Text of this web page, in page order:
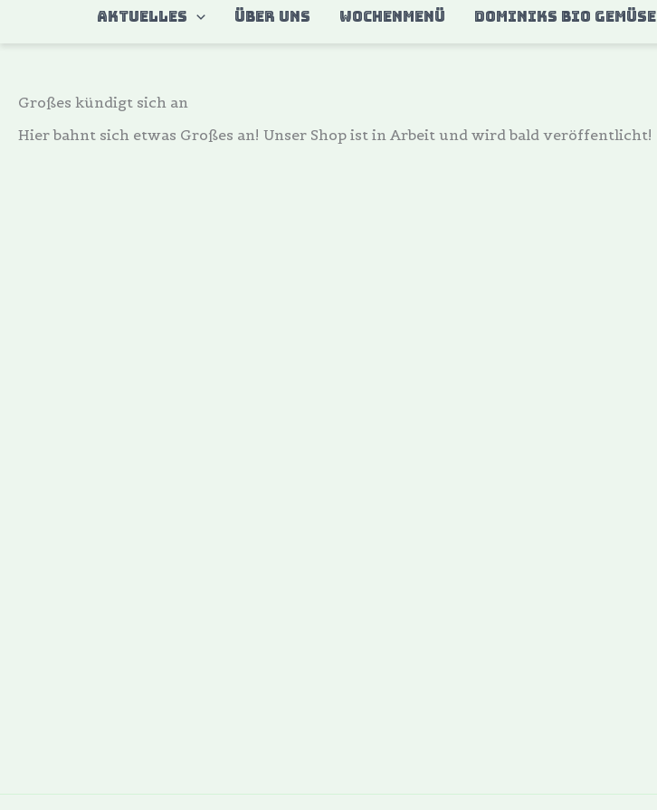
AKTUELLES ÜBER UNS WOCHENMENÜ DOMINIKS BIO GEMÜSE
Großes kündigt sich an
Hier bahnt sich etwas Großes an! Unser Shop ist in Arbeit und wird bald veröffentlicht!